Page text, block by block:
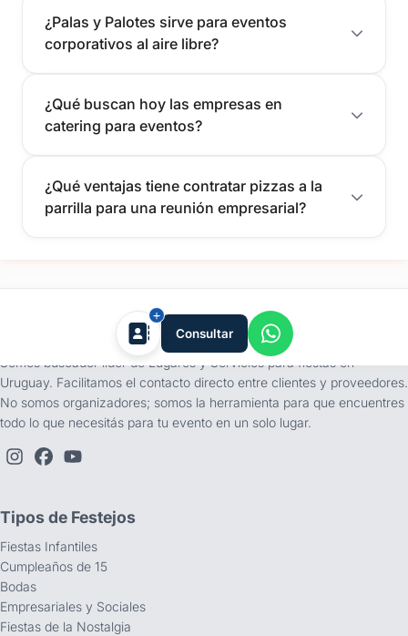
¿Palas y Palotes sirve para eventos
corporativos al aire libre?
¿Qué buscan hoy las empresas en
catering para eventos?
¿Qué ventajas tiene contratar pizzas a la
parrilla para una reunión empresarial?
Consultar
tufiesta.com.uy
Somos buscador líder de Lugares y Servicios para fiestas en
Uruguay. Facilitamos el contacto directo entre clientes y proveedores.
No somos organizadores; somos la herramienta para que encuentres
todo lo que necesitás para tu evento en un solo lugar.
Tipos de Festejos
Fiestas Infantiles
Cumpleaños de 15
Bodas
Empresariales y Sociales
Fiestas de la Nostalgia